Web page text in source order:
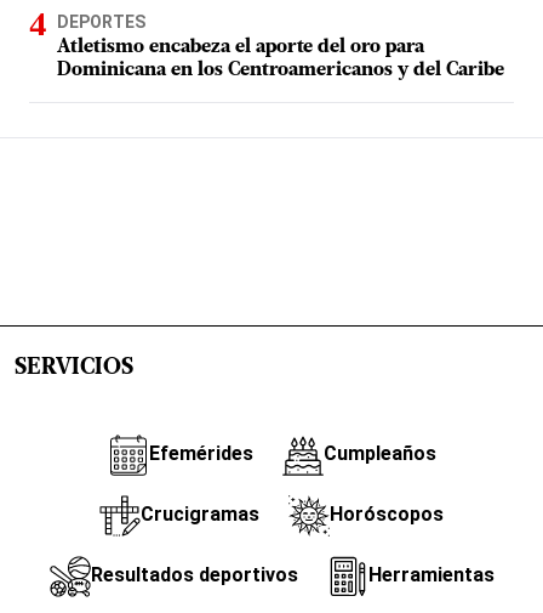
DEPORTES
Atletismo encabeza el aporte del oro para
Dominicana en los Centroamericanos y del Caribe
SERVICIOS
Efemérides Cumpleaños
Crucigramas Horóscopos
Resultados deportivos Herramientas